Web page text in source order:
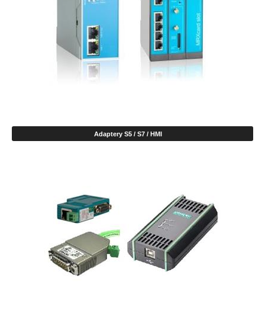
Adaptery S5 / S7 / HMI